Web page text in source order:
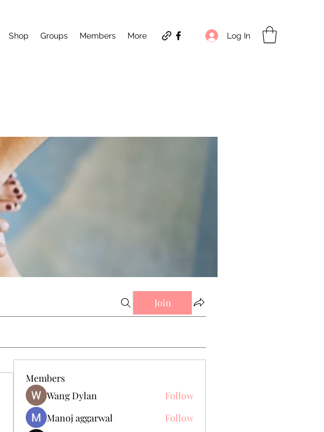
Shop Groups Members More Log In
Join
Members
Wang Dylan
Follow
Manoj aggarwal
Follow